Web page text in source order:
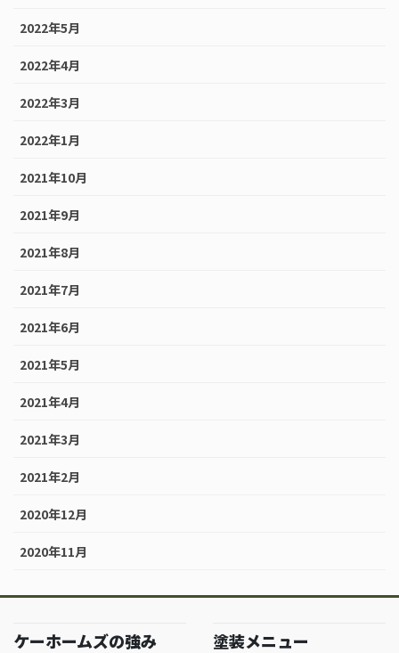
2022年5月
2022年4月
2022年3月
2022年1月
2021年10月
2021年9月
2021年8月
2021年7月
2021年6月
2021年5月
2021年4月
2021年3月
2021年2月
2020年12月
2020年11月
ケーホームズの強み 塗装メニュー